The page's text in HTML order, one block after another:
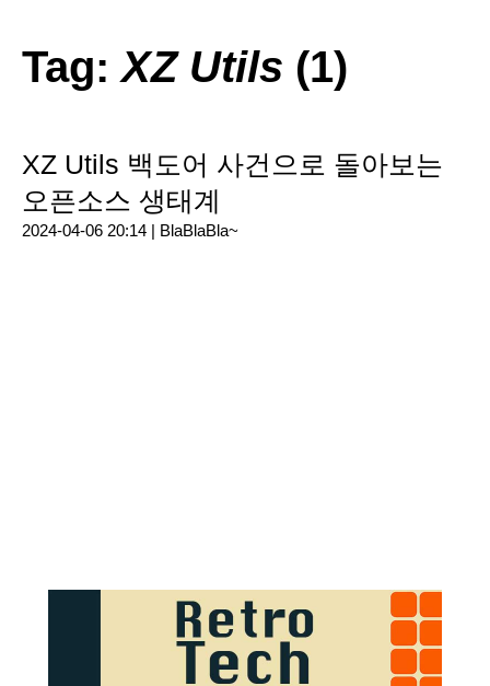
Tag:XZ Utils (1)
XZ Utils 백도어 사건으로 돌아보는
오픈소스 생태계
2024-04-06 20:14 | BlaBlaBla~